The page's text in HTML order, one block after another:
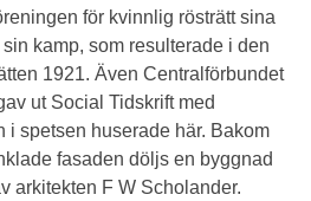
för kvinnlig rösträtt sina
kamp, som resulterade i den
1921. Även Centralförbundet
ut Social Tidskrift med
i spetsen huserade här. Bakom
fasaden döljs en byggnad
arkitekten F W Scholander.